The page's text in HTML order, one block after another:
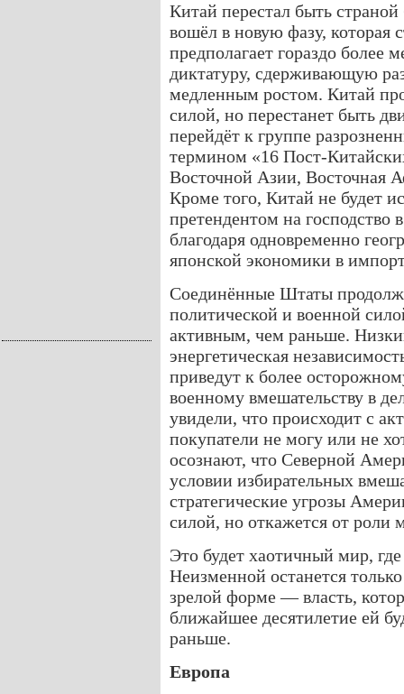
Китай перестал быть
вошёл в новую фазу, которая
предполагает гораздо более
диктатуру, сдерживающую
медленным ростом. Китай
силой, но перестанет быть
перейдёт к группе
термином «16 Пост-
Восточной Азии, Восточная
Кроме того, Китай не будет
претендентом на господство
благодаря одновременно
японской экономики в
Соединённые Штаты
политической и военной
активным, чем раньше.
энергетическая
приведут к более
военному вмешательству в
увидели, что происходит с
покупатели не могу или не
осознают, что Северной
условии избирательных
стратегические угрозы
силой, но откажется от
Это будет хаотичный мир,
Неизменной останется
зрелой форме — власть,
ближайшее десятилетие ей
раньше.
Европа